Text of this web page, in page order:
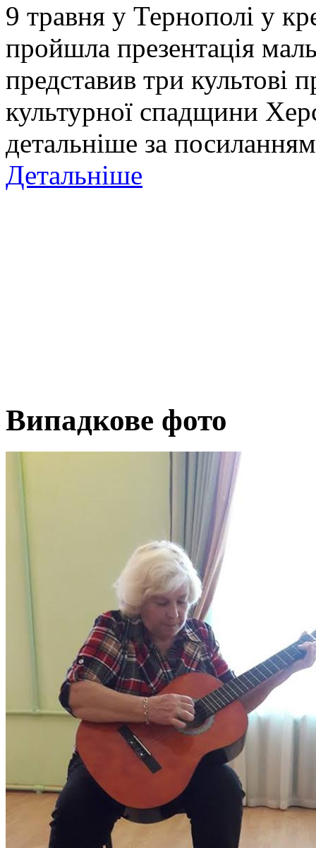
9 травня у Тернополі у
пройшла презентація
представив три культові
культурної спадщини
детальніше за
Детальніше
Випадкове фото